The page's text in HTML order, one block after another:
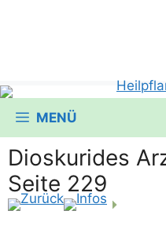
MENÜ
Dioskurides
Seite 229